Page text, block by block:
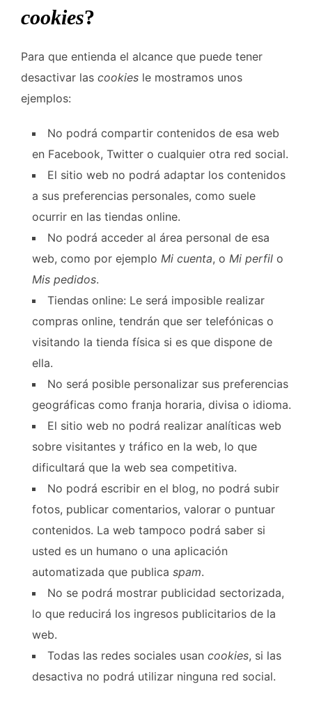
cookies?
Para que entienda el alcance que puede tener
desactivar las cookies le mostramos unos
ejemplos:
No podrá compartir contenidos de esa web
en Facebook, Twitter o cualquier otra red social.
El sitio web no podrá adaptar los contenidos
a sus preferencias personales, como suele
ocurrir en las tiendas online.
No podrá acceder al área personal de esa
web, como por ejemplo Mi cuenta, o Mi perfil o
Mis pedidos.
Tiendas online: Le será imposible realizar
compras online, tendrán que ser telefónicas o
visitando la tienda física si es que dispone de
ella.
No será posible personalizar sus preferencias
geográficas como franja horaria, divisa o idioma.
El sitio web no podrá realizar analíticas web
sobre visitantes y tráfico en la web, lo que
dificultará que la web sea competitiva.
No podrá escribir en el blog, no podrá subir
fotos, publicar comentarios, valorar o puntuar
contenidos. La web tampoco podrá saber si
usted es un humano o una aplicación
automatizada que publica spam.
No se podrá mostrar publicidad sectorizada,
lo que reducirá los ingresos publicitarios de la
web.
Todas las redes sociales usan cookies, si las
desactiva no podrá utilizar ninguna red social.